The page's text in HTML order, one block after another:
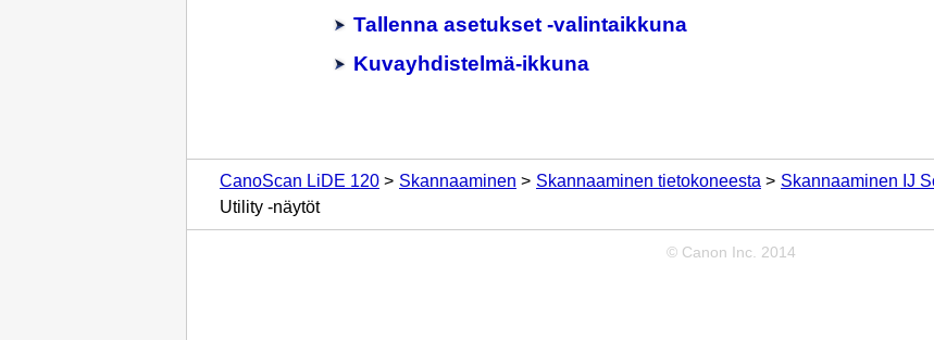
Tallenna asetukset-valintaikkuna
Kuvayhdistelmä-ikkuna
CanoScan LiDE 120 Skannaaminen Skannaaminen tietokoneesta Skannaaminen IJ
Utility -näytöt
© Canon Inc. 2014